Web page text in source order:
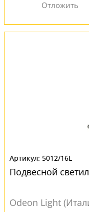
5012/16L
Подвесной
Odeon Light